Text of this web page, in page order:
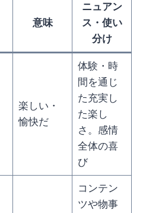
意味
ニュアン
ス・使い
分け
楽しい・
愉快だ
体験・時
間を通じ
た充実し
た楽し
さ。感情
全体の喜
び
コンテン
ツや物事